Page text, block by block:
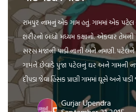
રામપુર નામનું એક ગામ હતું. ગામમાં એક
શરીરનો બાંધો મધ્યમ કક્ષાનો. એકવાર
સરસ મજાની પાડી નાની અને નમણી. પટેલને
ગામને છેવાડે પુંજા પટેલનું ઘર અને ગામની
દીપડા જેવા હિંસક પ્રાણી ગામમાં ઘૂસે અને
Gurjar Upendra